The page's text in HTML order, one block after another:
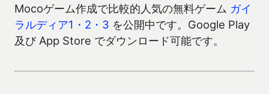
Mocoゲーム作成で比較的人気の無料ゲーム ガイ
ラルディア1・2・3 を公開中です。Google Play
及び App Store でダウンロード可能です。